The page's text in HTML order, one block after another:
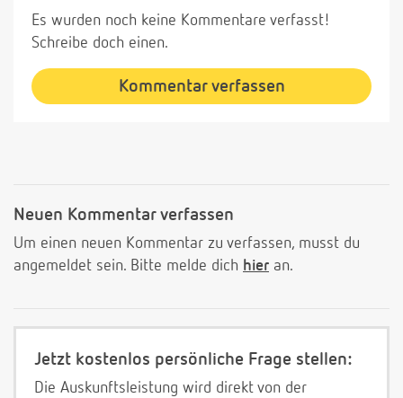
Es wurden noch keine Kommentare verfasst!
Schreibe doch einen.
Kommentar verfassen
Neuen Kommentar verfassen
Um einen neuen Kommentar zu verfassen, musst du
angemeldet sein. Bitte melde dich hier an.
Jetzt kostenlos persönliche Frage stellen:
Die Auskunftsleistung wird direkt von der